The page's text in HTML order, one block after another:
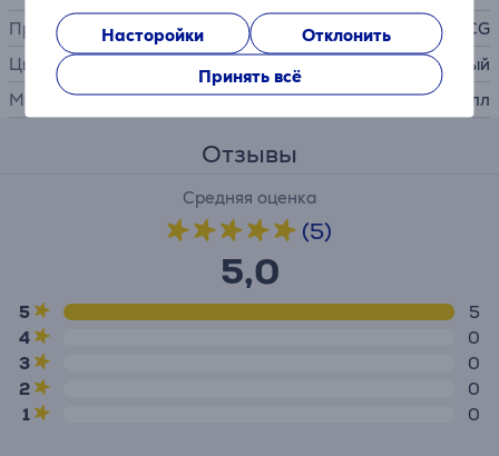
Насторойки
Отклонить
Принять всё
Производитель
ECG
Цвет
белый
Материал
пластик, металл
Отзывы
Средняя оценка
(5)
5,0
5
5
4
0
3
0
2
0
1
0